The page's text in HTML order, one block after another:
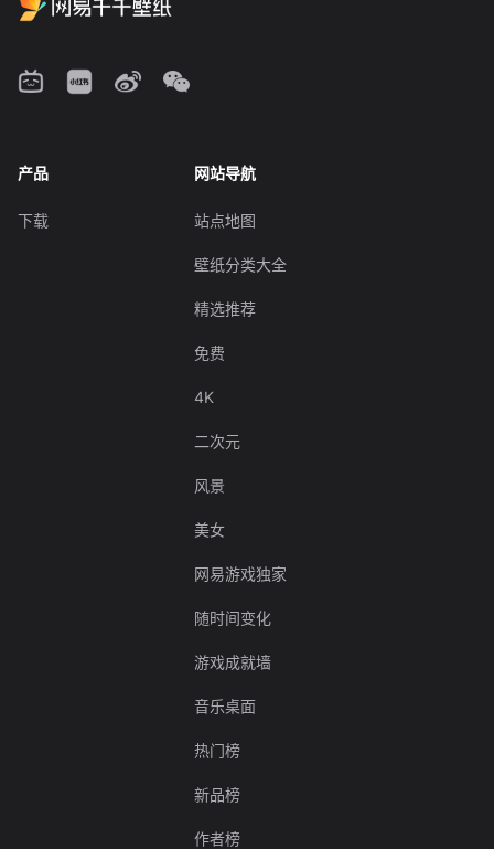
产品
下载
网站导航
站点地图
壁纸分类大全
精选推荐
免费
4K
二次元
风景
美女
网易游戏独家
随时间变化
游戏成就墙
音乐桌面
热门榜
新品榜
作者榜